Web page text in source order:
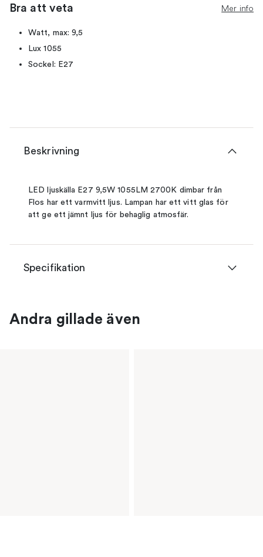
Bra att veta Mer info
Watt, max: 9,5
Lux 1055
Sockel: E27
Beskrivning
LED ljuskälla E27 9,5W 1055LM 2700K dimbar från
Flos har ett varmvitt ljus. Lampan har ett vitt glas för
att ge ett jämnt ljus för behaglig atmosfär.
Specifikation
Andra gillade även